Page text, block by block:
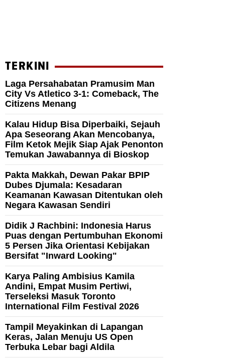
TERKINI
Laga Persahabatan Pramusim Man
City Vs Atletico 3-1: Comeback, The
Citizens Menang
Kalau Hidup Bisa Diperbaiki, Sejauh
Apa Seseorang Akan Mencobanya,
Film Ketok Mejik Siap Ajak Penonton
Temukan Jawabannya di Bioskop
Pakta Makkah, Dewan Pakar BPIP
Dubes Djumala: Kesadaran
Keamanan Kawasan Ditentukan oleh
Negara Kawasan Sendiri
Didik J Rachbini: Indonesia Harus
Puas dengan Pertumbuhan Ekonomi
5 Persen Jika Orientasi Kebijakan
Bersifat "Inward Looking"
Karya Paling Ambisius Kamila
Andini, Empat Musim Pertiwi,
Terseleksi Masuk Toronto
International Film Festival 2026
Tampil Meyakinkan di Lapangan
Keras, Jalan Menuju US Open
Terbuka Lebar bagi Aldila